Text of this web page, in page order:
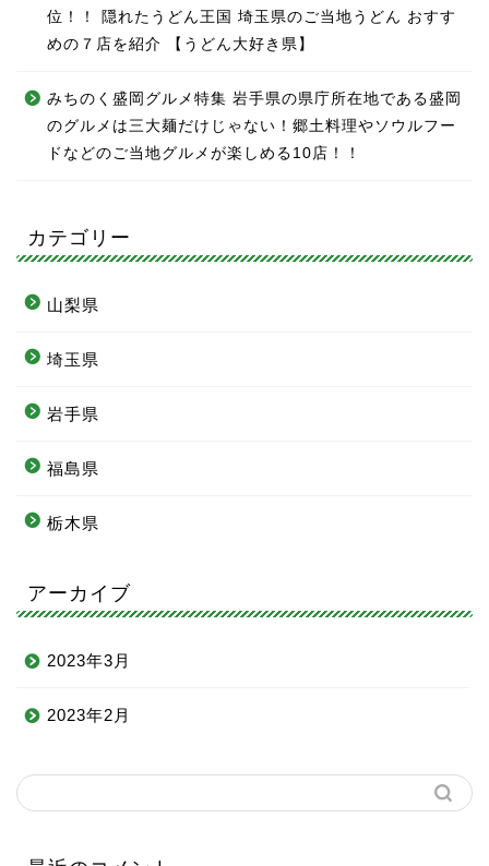
位！！ 隠れたうどん王国 埼玉県のご当地うどん おすす
めの７店を紹介 【うどん大好き県】
みちのく盛岡グルメ特集 岩手県の県庁所在地である盛岡
のグルメは三大麺だけじゃない！郷土料理やソウルフー
ドなどのご当地グルメが楽しめる10店！！
カテゴリー
山梨県
埼玉県
岩手県
福島県
栃木県
アーカイブ
2023年3月
2023年2月